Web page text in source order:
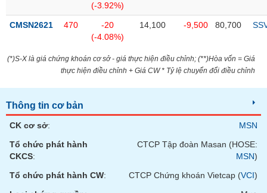
chi
tiết
quan
Tài
chính
Phân
tích
thuật
(-3.92%)
CMSN2621 470
-20
(-4.08%)
14,100 -9,500 80,700
(*)S-X là giá chứng khoán cơ sở - giá thực hiện điều chỉnh; (**)Hòa vốn = Giá
thực hiện điều chỉnh + Giá CW * Tỷ lệ chuyển đổi điều chỉnh
Thông tin cơ bản
CK cơ sở:
MSN
Tổ chức phát hành
CKCS:
CTCP Tập đoàn Masan (HOSE:
MSN)
Tổ chức phát hành CW: CTCP Chứng khoán Vietcap (VCI)
Ngành
(-)
SECTOR
LƯỢNG